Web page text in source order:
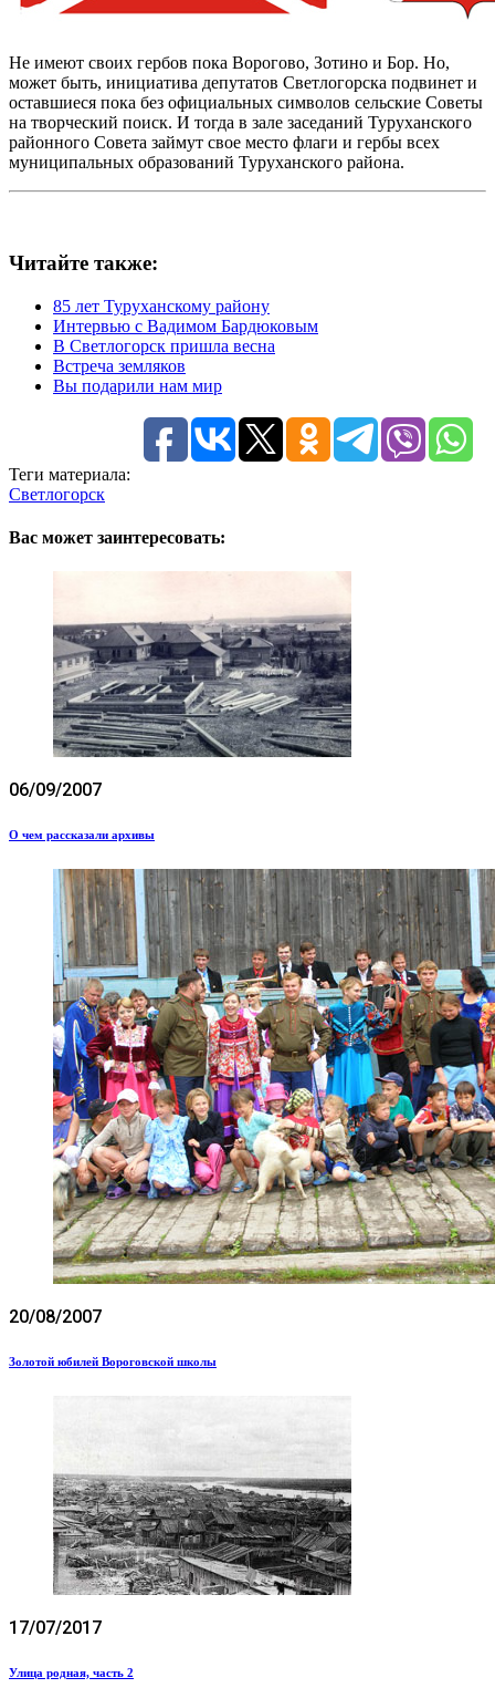
Не имеют своих гербов пока Ворогово, Зотино и Бор. Но,
может быть, инициатива депутатов Светлогорска подвинет и
оставшиеся пока без официальных символов сельские Советы
на творческий поиск. И тогда в зале заседаний Туруханского
районного Совета займут свое место флаги и гербы всех
муниципальных образований Туруханского района.
Читайте также:
85 лет Туруханскому району
Интервью с Вадимом Бардюковым
В Светлогорск пришла весна
Встреча земляков
Вы подарили нам мир
Теги материала:
Светлогорск
Вас может заинтересовать:
06/09/2007
О чем рассказали архивы
20/08/2007
Золотой юбилей Вороговской школы
17/07/2017
Улица родная, часть 2